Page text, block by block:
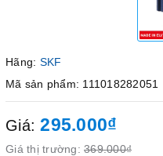
Hãng: SKF
Mã sản phẩm: 111018282051
Giá:295.000₫
Giá thị trường: 369.000₫